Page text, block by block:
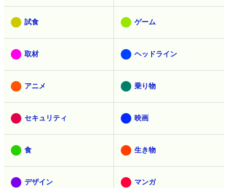
試食 ゲーム
取材 ヘッドライン
アニメ 乗り物
セキュリティ 映画
食 生き物
デザイン マンガ